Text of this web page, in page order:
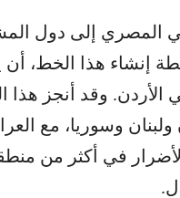
المصري إلى دول
إنشاء هذا الخط، أن
وقد أنجز هذا
مصر والأردن ولبنان وسوريا، مع
في أكثر من